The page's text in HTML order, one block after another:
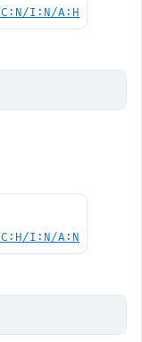
I:N/A:H
C:H/I:N/A:N